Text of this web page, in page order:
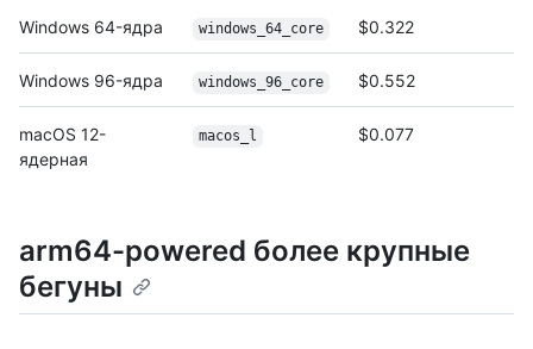
Windows 64-ядра windows_64_core $0.322
Windows 96-ядра windows_96_core $0.552
macOS 12-
ядерная
macos_l $0.077
arm64-powered более крупные
бегуны